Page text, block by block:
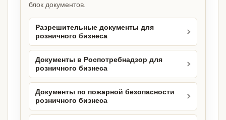
блок документов.
Разрешительные документы для
розничного бизнеса
Документы в Роспотребнадзор для
розничного бизнеса
Документы по пожарной безопасности
розничного бизнеса